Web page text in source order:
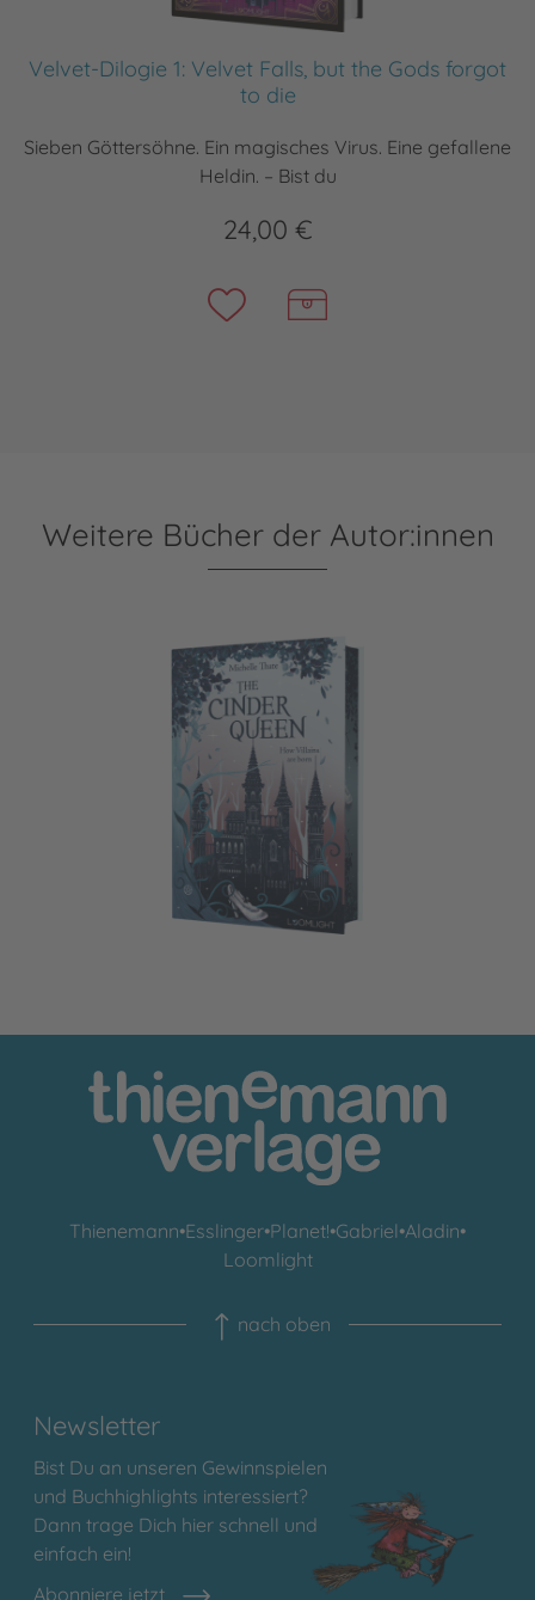
Velvet-Dilogie 1: Velvet Falls, but the Gods forgot
to die
Sieben Göttersöhne. Ein magisches Virus. Eine gefallene
Heldin. – Bist du
24,00 €
Weitere Bücher der Autor:innen
The Cinder Queen 1: How Villains are born
Thienemann•Esslinger•Planet!•Gabriel•Aladin•
Loomlight
nach oben
Newsletter
Bist Du an unseren Gewinnspielen
und Buchhighlights interessiert?
Dann trage Dich hier schnell und
einfach ein!
Abonniere jetzt